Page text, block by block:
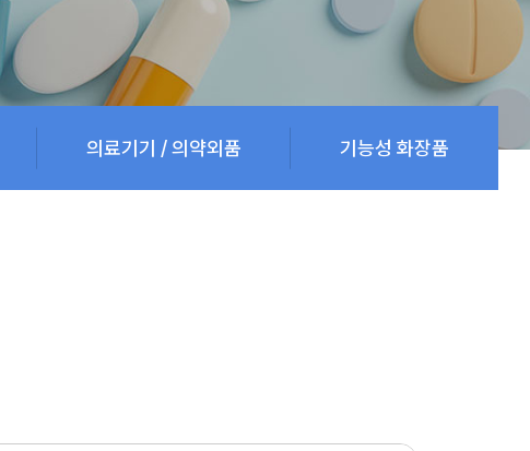
의료기기 / 의약외품 기능성 화장품